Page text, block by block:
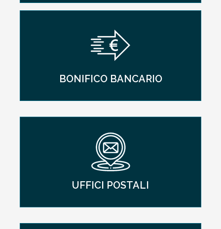
BONIFICO BANCARIO
UFFICI POSTALI